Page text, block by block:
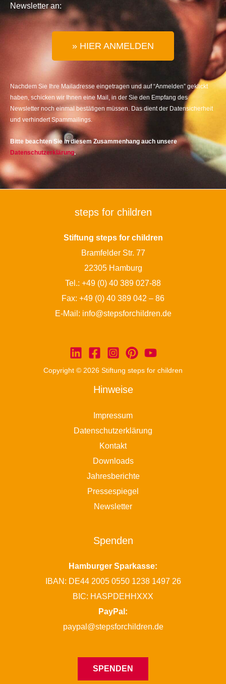
Newsletter an:
» HIER ANMELDEN
Nachdem Sie Ihre Mailadresse eingetragen und auf “Anmelden” geklickt
haben, schicken wir Ihnen eine Mail, in der Sie den Empfang des
Newsletter noch einmal bestätigen müssen. Das dient der Datensicherheit
und verhindert Spammailings.
Bitte beachten Sie in diesem Zusammenhang auch unsere
Datenschutzerklärung.
steps for children
Stiftung steps for children
Bramfelder Str. 77
22305 Hamburg
Tel.: +49 (0) 40 389 027-88
Fax: +49 (0) 40 389 042 – 86
E-Mail: info@stepsforchildren.de
Copyright © 2026 Stiftung steps for children
Hinweise
Impressum
Datenschutzerklärung
Kontakt
Downloads
Jahresberichte
Pressespiegel
Newsletter
Spenden
Hamburger Sparkasse:
IBAN: DE44 2005 0550 1238 1497 26
BIC: HASPDEHHXXX
PayPal:
paypal@stepsforchildren.de
SPENDEN